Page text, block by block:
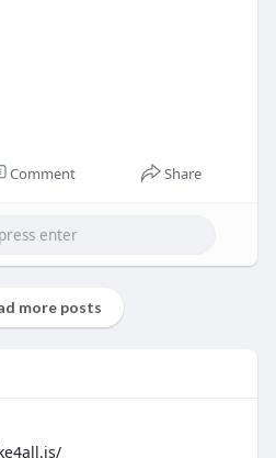
Comment Share
more posts